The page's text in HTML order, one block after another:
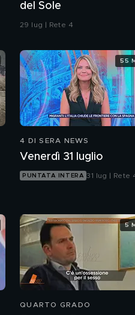
del Sole
29 lug | Rete 4
4 DI SERA NEWS
Venerdì 31 luglio
PUNTATA INTERA 31 lug | Rete
55
QUARTO GRADO
5